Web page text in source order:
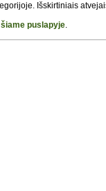
Išskirtiniais
šiame puslapyje.